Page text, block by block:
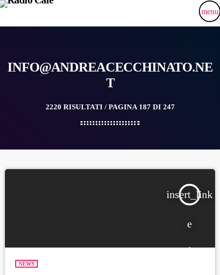
menu
INFO@ANDREACECCHINATO.NE
T
2220 RISULTATI / PAGINA 187 DI 247
insert_link
NEWS